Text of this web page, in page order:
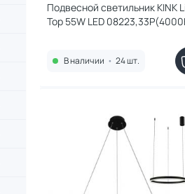
Подвесной светильник KINK
Тор 55W LED
В наличии • 24 шт.